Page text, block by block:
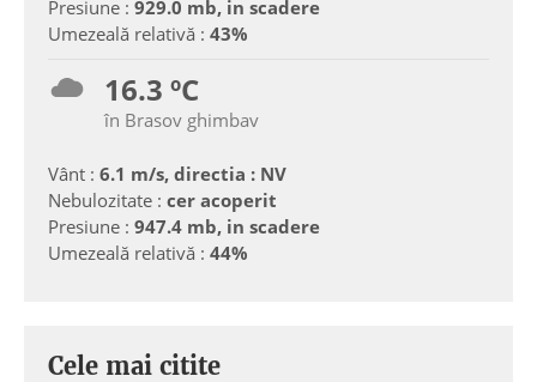
Presiune : 929.0 mb, in scadere
Umezeală relativă : 43%
16.3 ºC
în Brasov ghimbav
Vânt : 6.1 m/s, directia : NV
Nebulozitate : cer acoperit
Presiune : 947.4 mb, in scadere
Umezeală relativă : 44%
Cele mai citite